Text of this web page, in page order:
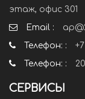
этаж, офис 301
Email :
Телефон: :
Телефон: :
СЕРВИСЫ